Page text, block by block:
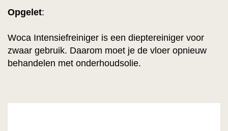
Opgelet:
Woca Intensiefreiniger is een dieptereiniger voor
zwaar gebruik. Daarom moet je de vloer opnieuw
behandelen met onderhoudsolie.